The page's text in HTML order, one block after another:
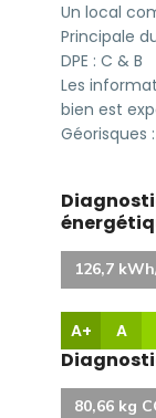
Un local
Principale
DPE : C & B
Les
bien est
Géorisques
A+ A
126,7
80,66 kg